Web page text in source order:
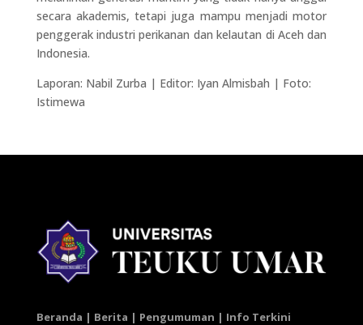
secara akademis, tetapi juga mampu menjadi motor
penggerak industri perikanan dan kelautan di Aceh dan
Indonesia.
Laporan: Nabil Zurba | Editor: Iyan Almisbah | Foto:
Istimewa
Beranda | Berita | Pengumuman | Info Terkini